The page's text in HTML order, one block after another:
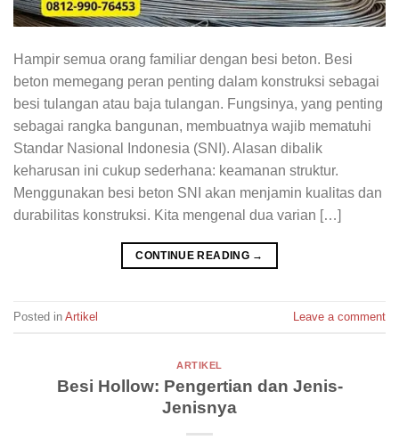
Hampir semua orang familiar dengan besi beton. Besi
beton memegang peran penting dalam konstruksi sebagai
besi tulangan atau baja tulangan. Fungsinya, yang penting
sebagai rangka bangunan, membuatnya wajib mematuhi
Standar Nasional Indonesia (SNI). Alasan dibalik
keharusan ini cukup sederhana: keamanan struktur.
Menggunakan besi beton SNI akan menjamin kualitas dan
durabilitas konstruksi. Kita mengenal dua varian […]
CONTINUE READING →
Posted in Artikel Leave a comment
ARTIKEL
Besi Hollow: Pengertian dan Jenis-
Jenisnya